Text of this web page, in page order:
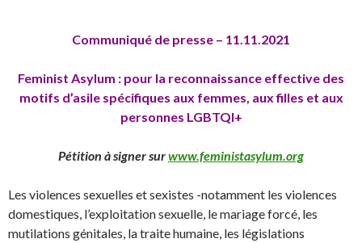
Communiqué de presse – 11.11.2021
Feminist Asylum : pour la reconnaissance effective des
motifs d’asile spécifiques aux femmes, aux filles et aux
personnes LGBTQI+
Pétition à signer surwww.feministasylum.org
Les violences sexuelles et sexistes -notamment les violences
domestiques, l’exploitation sexuelle, le mariage forcé, les
mutilations génitales, la traite humaine, les législations